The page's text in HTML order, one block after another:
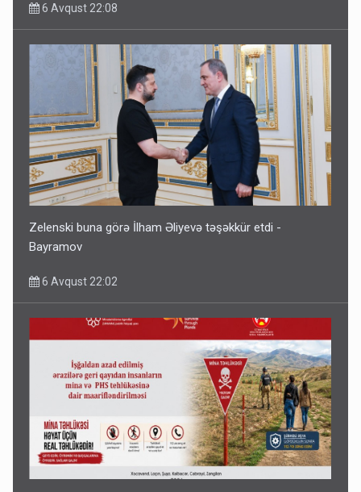
6 Avqust 22:08
Zelenski buna görə İlham Əliyevə təşəkkür etdi -
Bayramov
6 Avqust 22:02